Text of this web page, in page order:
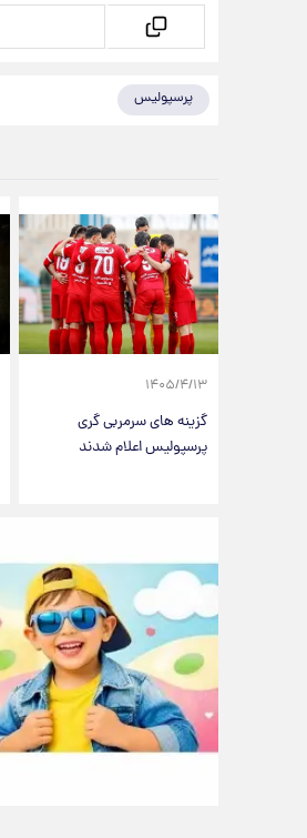
پرسپولیس
۱۴۰۵/۴/۱۳
گزینه های سرمربی گری
پرسپولیس اعلام شدند